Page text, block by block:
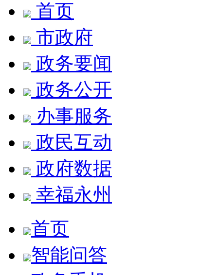
首页
市政府
政务要闻
政务公开
办事服务
政民互动
政府数据
幸福永州
首页
智能问答